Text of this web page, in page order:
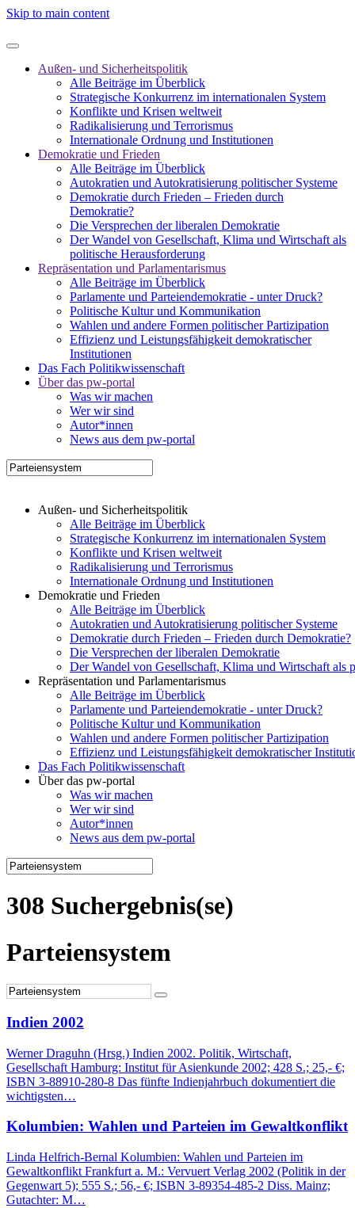
Skip to main content
Außen- und Sicherheitspolitik
Alle Beiträge im Überblick
Strategische Konkurrenz im internationalen System
Konflikte und Krisen weltweit
Radikalisierung und Terrorismus
Internationale Ordnung und Institutionen
Demokratie und Frieden
Alle Beiträge im Überblick
Autokratien und Autokratisierung politischer Systeme
Demokratie durch Frieden – Frieden durch
Demokratie?
Die Versprechen der liberalen Demokratie
Der Wandel von Gesellschaft, Klima und Wirtschaft als
politische Herausforderung
Repräsentation und Parlamentarismus
Alle Beiträge im Überblick
Parlamente und Parteiendemokratie - unter Druck?
Politische Kultur und Kommunikation
Wahlen und andere Formen politischer Partizipation
Effizienz und Leistungsfähigkeit demokratischer
Institutionen
Das Fach Politikwissenschaft
Über das pw-portal
Was wir machen
Wer wir sind
Autor*innen
News aus dem pw-portal
Außen- und Sicherheitspolitik
Alle Beiträge im Überblick
Strategische Konkurrenz im internationalen System
Konflikte und Krisen weltweit
Radikalisierung und Terrorismus
Internationale Ordnung und Institutionen
Demokratie und Frieden
Alle Beiträge im Überblick
Autokratien und Autokratisierung politischer Systeme
Demokratie durch Frieden – Frieden durch Demokratie?
Die Versprechen der liberalen Demokratie
Der Wandel von Gesellschaft, Klima und Wirtschaft als
Repräsentation und Parlamentarismus
Alle Beiträge im Überblick
Parlamente und Parteiendemokratie - unter Druck?
Politische Kultur und Kommunikation
Wahlen und andere Formen politischer Partizipation
Effizienz und Leistungsfähigkeit demokratischer
Das Fach Politikwissenschaft
Über das pw-portal
Was wir machen
Wer wir sind
Autor*innen
News aus dem pw-portal
308 Suchergebnis(se)
Parteiensystem
Indien 2002
Werner Draguhn (Hrsg.) Indien 2002. Politik, Wirtschaft,
Gesellschaft Hamburg: Institut für Asienkunde 2002; 428 S.; 25,- €;
ISBN 3-88910-280-8 Das fünfte Indienjahrbuch dokumentiert die
wichtigsten…
Kolumbien: Wahlen und Parteien im Gewaltkonflikt
Linda Helfrich-Bernal Kolumbien: Wahlen und Parteien im
Gewaltkonflikt Frankfurt a. M.: Vervuert Verlag 2002 (Politik in der
Gegenwart 5); 555 S.; 56,- €; ISBN 3-89354-485-2 Diss. Mainz;
Gutachter: M…